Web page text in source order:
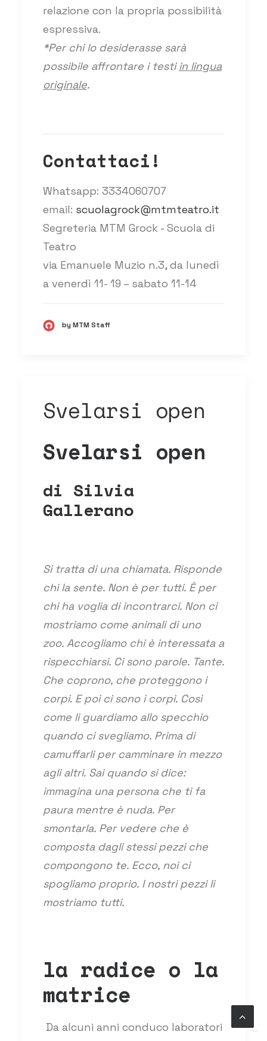
relazione con la propria possibilità
espressiva.
*Per chi lo desiderasse sarà
possibile affrontare i testiin lingua
originale.
Contattaci!
Whatsapp: 3334060707
email: scuolagrock@mtmteatro.it
Segreteria MTM Grock - Scuola di
Teatro
via Emanuele Muzio n.3, da lunedì
a venerdì 11- 19 – sabato 11-14
by MTM Staff
Svelarsi open
Svelarsi open
di Silvia
Gallerano
Si tratta di una chiamata. Risponde
chi la sente. Non è per tutti. È per
chi ha voglia di incontrarci. Non ci
mostriamo come animali di uno
zoo. Accogliamo chi è interessata a
rispecchiarsi. Ci sono parole. Tante.
Che coprono, che proteggono i
corpi. E poi ci sono i corpi. Così
come li guardiamo allo specchio
quando ci svegliamo. Prima di
camuffarli per camminare in mezzo
agli altri. Sai quando si dice:
immagina una persona che ti fa
paura mentre è nuda. Per
smontarla. Per vedere che è
composta dagli stessi pezzi che
compongono te. Ecco, noi ci
spogliamo proprio. I nostri pezzi li
mostriamo tutti.
la radice o la
matrice
Da alcuni anni conduco laboratori